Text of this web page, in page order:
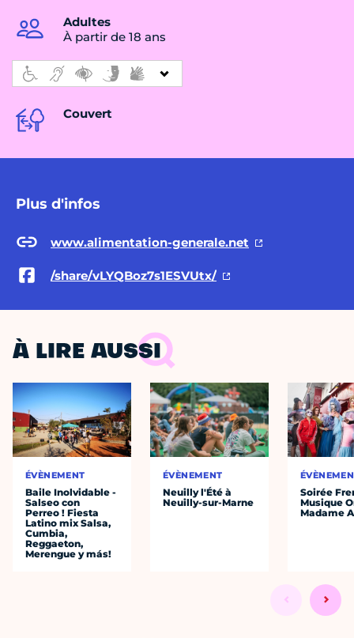
Adultes
À partir de 18 ans
Couvert
Plus d'infos
www.alimentation-generale.net
/share/vLYQBoz7s1ESVUtx/
À LIRE AUSSI
ÉVÈNEMENT
Baile Inolvidable -
Salseo con
Perreo ! Fiesta
Latino mix Salsa,
Cumbia,
Reggaeton,
Merengue y más!
ÉVÈNEMENT
Neuilly l'Été à
Neuilly-sur-Marne
Soirée
Musique
Madame